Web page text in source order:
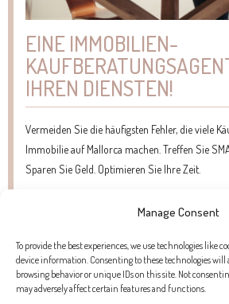
Manage Consent
To provide the best experiences, we use technologies like
device information. Consenting to these technologies will
browsing behavior or unique IDs on this site. Not
may adversely affect certain features and functions.
EINE IMMOBILIEN-
IHREN DIENSTEN!
Vermeiden Sie die häufigsten Fehler, die viele
Immobilie auf Mallorca machen. Treffen Sie
Sparen Sie Geld. Optimieren Sie Ihre Zeit.
WAS WIR AN DIESER